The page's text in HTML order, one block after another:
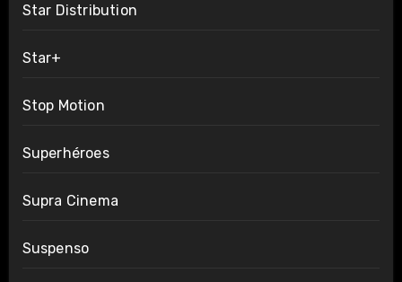
Star Distribution
Star+
Stop Motion
Superhéroes
Supra Cinema
Suspenso